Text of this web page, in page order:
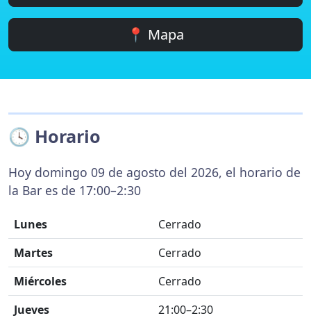
📍 Mapa
🕓 Horario
Hoy domingo 09 de agosto del 2026, el horario de
la Bar es de 17:00–2:30
Lunes
Cerrado
Martes
Cerrado
Miércoles
Cerrado
Jueves
21:00–2:30